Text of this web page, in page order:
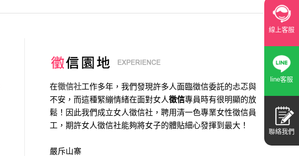
線上客服
line客服
聯絡我們
在徵信社工作多年，我們發現許多人面臨徵信委託的忐忑與
不安，而這種緊繃情緒在面對女人徵信專員時有很明顯的放
鬆！因此我們成立女人徵信社，聘用清一色專業女性徵信員
工，期許女人徵信社能夠將女子的體貼細心發揮到最大 ！
嚴斥山寨